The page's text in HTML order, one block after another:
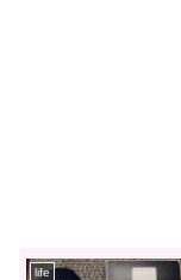
life